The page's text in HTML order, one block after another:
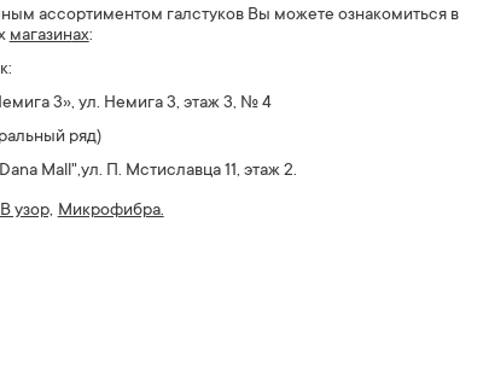
ассортиментом галстуков Вы можете ознакомиться в
магазинах:
3», ул. Немига 3, этаж 3, № 4
ряд)
Mall",ул. П. Мстиславца 11, этаж 2.
В узор, Микрофибра.